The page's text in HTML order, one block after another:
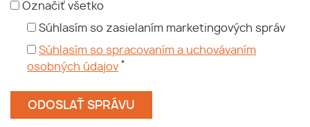
Označiť všetko
Súhlasím so zasielaním marketingových správ
Súhlasím so spracovaním a uchovávaním
osobných údajov *